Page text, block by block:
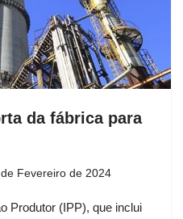
da fábrica para
Fevereiro de 2024
Produtor (IPP), que inclui